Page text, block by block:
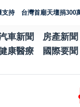
廟天壇捐300萬元善款協
車新聞 房產新聞
康醫療 國際要聞